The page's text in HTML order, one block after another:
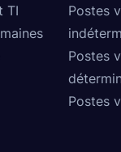
TI
Postes
Postes
Postes